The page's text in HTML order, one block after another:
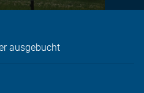
ausgebucht